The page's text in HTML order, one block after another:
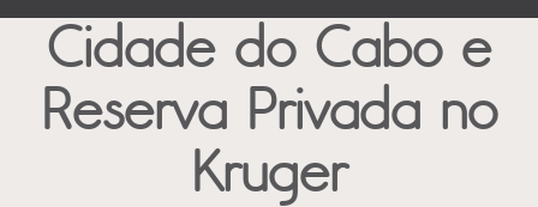
Cidade do Cabo e
Reserva Privada no
Kruger